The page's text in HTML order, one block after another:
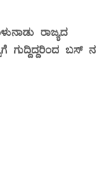
ರಾಜ್ಯದ
ಗುದ್ದಿದ್ದರಿಂದ ಬಸ್ ನ